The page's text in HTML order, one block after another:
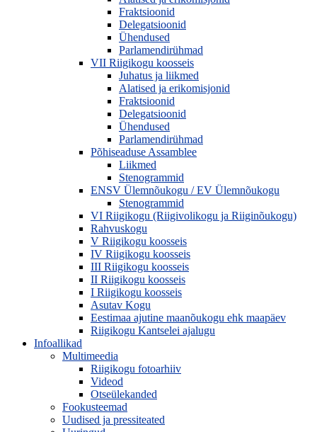
Fraktsioonid
Delegatsioonid
Ühendused
Parlamendirühmad
VII Riigikogu koosseis
Juhatus ja liikmed
Alatised ja erikomisjonid
Fraktsioonid
Delegatsioonid
Ühendused
Parlamendirühmad
Põhiseaduse Assamblee
Liikmed
Stenogrammid
ENSV Ülemnõukogu / EV Ülemnõukogu
Stenogrammid
VI Riigikogu (Riigivolikogu ja Riiginõukogu)
Rahvuskogu
V Riigikogu koosseis
IV Riigikogu koosseis
III Riigikogu koosseis
II Riigikogu koosseis
I Riigikogu koosseis
Asutav Kogu
Eestimaa ajutine maanõukogu ehk maapäev
Riigikogu Kantselei ajalugu
Infoallikad
Multimeedia
Riigikogu fotoarhiiv
Videod
Otseülekanded
Fookusteemad
Uudised ja pressiteated